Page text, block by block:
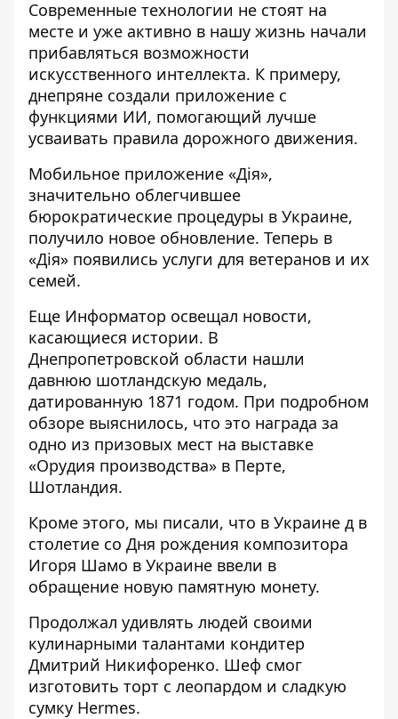
Современные технологии не стоят на
месте и уже активно в нашу жизнь начали
прибавляться возможности
искусственного интеллекта. К примеру,
днепряне создали приложение с
функциями ИИ, помогающий лучше
усваивать правила дорожного движения.
Мобильное приложение «Дія»,
значительно облегчившее
бюрократические процедуры в Украине,
получило новое обновление. Теперь в
«Дія» появились услуги для ветеранов и их
семей.
Еще Информатор освещал новости,
касающиеся истории. В
Днепропетровской области нашли
давнюю шотландскую медаль,
датированную 1871 годом. При подробном
обзоре выяснилось, что это награда за
одно из призовых мест на выставке
«Орудия производства» в Перте,
Шотландия.
Кроме этого, мы писали, что в Украине д в
столетие со Дня рождения композитора
Игоря Шамо в Украине ввели в
обращение новую памятную монету.
Продолжал удивлять людей своими
кулинарными талантами кондитер
Дмитрий Никифоренко. Шеф смог
изготовить торт с леопардом и сладкую
сумку Hermes.